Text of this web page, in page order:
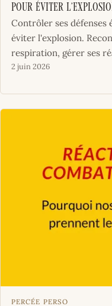
pour éviter
Contrôler ses défenses
éviter l'explosion.
respiration, gérer ses
2 juin 2026
PERCÉE PERSO